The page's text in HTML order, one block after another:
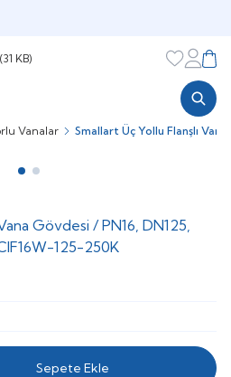
Favorilerim
Vanalar Smallart Üç Yollu Flanşlı
Gövdesi / PN16, DN125,
125-250K
Sepete Ekle